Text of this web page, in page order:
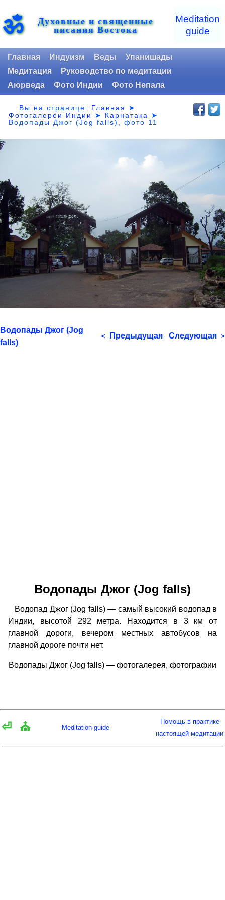
ॐ Духовные и священные
писания Востока
Meditation
guide
Главная Индуизм Веды
Упанишады
Медитация
Руководство по медитации
Аюрведа
Фото Индии Фото Непала
Вы на странице: Главная
➤
Фотогалереи Индии
➤ Карнатака
➤
Водопады Джог (Jog falls), фото 11
Водопады Джог (Jog
falls)
< Предыдущая Следующая >
Водопады Джог (Jog falls)
Водопад Джог (Jog falls) — самый высокий водопад в
Индии, высотой 292 метра. Находится в 3 км от
главной дороги, вечером местных автобусов на
главной дороге почти нет.
Водопады Джог (Jog falls) — фотогалерея, фотографии
⏎ ⛪ Meditation guide
Помощь в практике
настоящей медитации